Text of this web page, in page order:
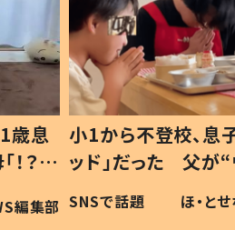
歳息
？」
編集部
小1から不登校、息
ッド」だった 父が
作り続ける理由と
#令和の子
SNSで話題 ほ・と